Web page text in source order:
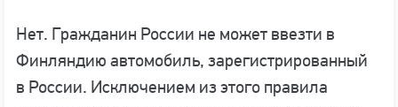
Нет. Гражданин России не может ввезти в
Финляндию автомобиль, зарегистрированный
в России. Исключением из этого правила